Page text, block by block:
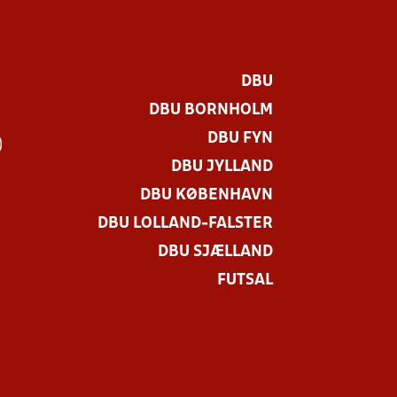
DBU
DBU BORNHOLM
DBU FYN
DBU JYLLAND
DBU KØBENHAVN
DBU LOLLAND-FALSTER
DBU SJÆLLAND
FUTSAL